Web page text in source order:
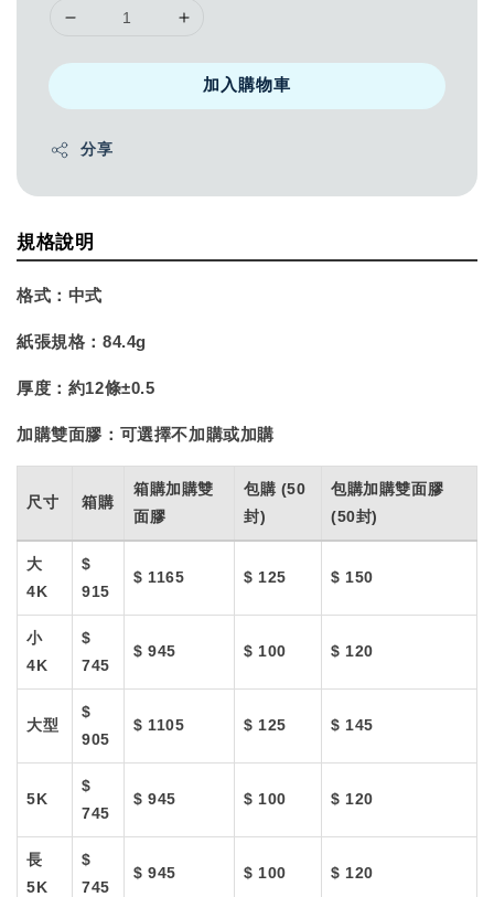
加入購物車
分享
規格說明
格式： 中式
紙張規格： 84.4g
厚度： 約12條±0.5
加購雙面膠： 可選擇不加購或加購
尺寸 箱購
箱購加購雙
面膠
包購 (50
封)
包購加購雙面膠
(50封)
大
4K
$
915
$ 1165 $ 125 $ 150
小
4K
$
745
$ 945 $ 100 $ 120
大型
$
905
$ 1105 $ 125 $ 145
5K
$
745
$ 945 $ 100 $ 120
長
5K
$
745
$ 945 $ 100 $ 120